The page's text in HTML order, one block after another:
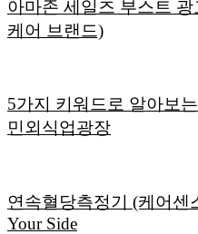
아마존 세일즈 부스트
케어 브랜드)
5가지 키워드로 알아보
민외식업광장
연속혈당측정기 (케어센
Your Side